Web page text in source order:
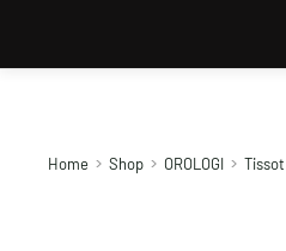
Home Shop OROLOGI Tissot